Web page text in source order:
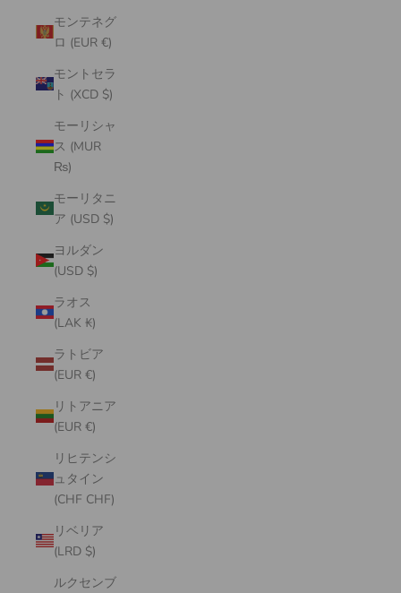
モンテネグ
ロ (EUR €)
モントセラ
ト (XCD $)
モーリシャ
ス (MUR
₨)
モーリタニ
ア (USD $)
ヨルダン
(USD $)
ラオス
(LAK ₭)
ラトビア
(EUR €)
リトアニア
(EUR €)
リヒテンシ
ュタイン
(CHF CHF)
リベリア
(LRD $)
ルクセンブ